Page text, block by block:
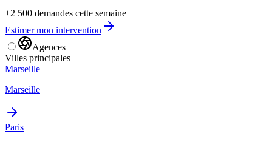
+2 500 demandes cette semaine
Estimer mon intervention
Agences
Villes principales
Marseille
Marseille
Paris